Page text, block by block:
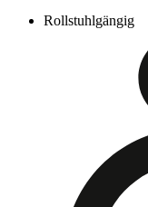
Rollstuhlgängig